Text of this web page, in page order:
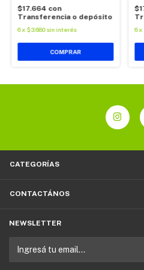
$17.664 con
Transferencia o depósito
6x $3.680 sin interés
COMPRAR
6x
CATEGORÍAS
CONTACTÁNOS
NEWSLETTER